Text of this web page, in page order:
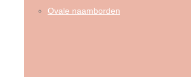
Ovale naamborden